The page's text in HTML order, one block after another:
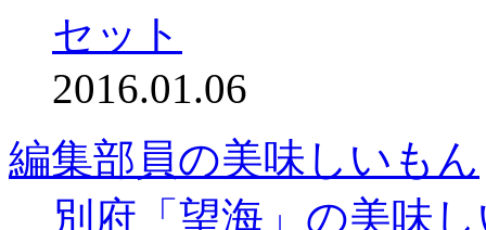
セット
2016.01.06
編集部員の美味しいもん
別府「望海」の美味